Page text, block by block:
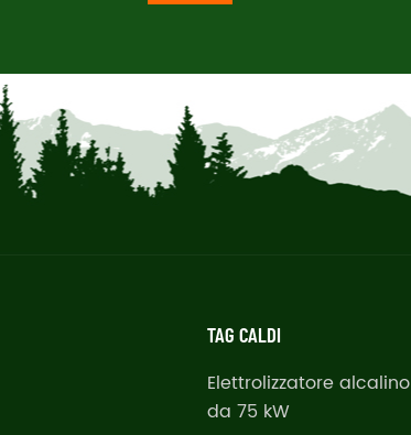
TAG CALDI
Elettrolizzatore alcalino
da 75 kW